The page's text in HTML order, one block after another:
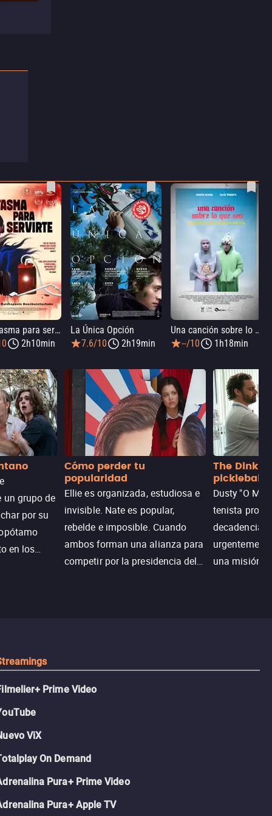
Un fantasma para servirte
2h10min
La Única Opción
7.6/10
2h19min
Una canción sobre lo que sea
--/10
1h18min
un grupo de
por su
en los
Cómo perder tu
popularidad
Ellie es organizada, estudiosa e
invisible. Nate es popular,
rebelde e imposible. Cuando
ambos forman una alianza para
competir por la presidencia del
The Dink:
pickleball
Dusty "O
tenista
decadencia,
una misión
Prime Video
ViX
On Demand
Pura+ Prime Video
Pura+ Apple TV